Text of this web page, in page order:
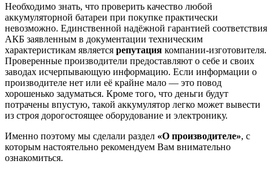
Необходимо знать, что проверить качество любой
аккумуляторной батареи при покупке практически
невозможно. Единственной надёжной гарантией соответствия
АКБ заявленным в документации техническим
характеристикам является репутация компании-изготовителя.
Проверенные производители предоставляют о себе и своих
заводах исчерпывающую информацию. Если информации о
производителе нет или её крайне мало — это повод
хорошенько задуматься. Кроме того, что деньги будут
потрачены впустую, такой аккумулятор легко может вывести
из строя дорогостоящее оборудование и электронику.
Именно поэтому мы сделали раздел «О производителе», с
которым настоятельно рекомендуем Вам внимательно
ознакомиться.